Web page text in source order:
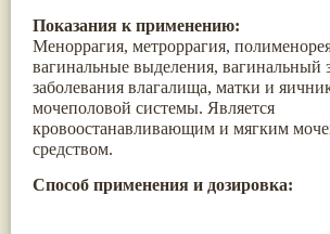
Показания к применению:
Меноррагия, метроррагия,
вагинальные выделения, вагинальный
заболевания влагалища, матки и
мочеполовой системы. Является
кровоостанавливающим и мягким
средством.
Способ применения и дозировка:
Перец чаба(11)
Соссюрея/кушта(11)
Турпет(11)
Алойное дерево (10)
(10)
Ашока
Вишня гималайская(9)